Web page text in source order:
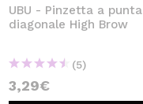
UBU - Pinzetta a punta
diagonale High Brow
(5)
3,29€